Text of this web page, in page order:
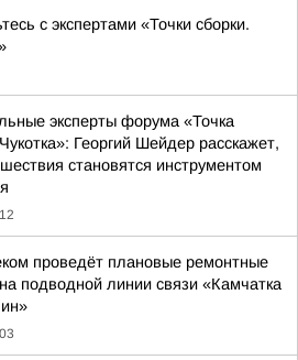
с экспертами «Точки сборки.
эксперты форума «Точка
Георгий Шейдер расскажет,
становятся инструментом
проведёт плановые ремонтные
подводной линии связи «Камчатка